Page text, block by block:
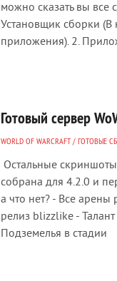
можно сказать вы все
Установщик сборки
приложения). 2.
Готовый сервер
WORLD OF WARCRAFT/ ГОТОВЫЕ
Остальные
собрана для 4.2.0 и
а что нет? - Все
релиз blizzlike -
Подземелья в стадии